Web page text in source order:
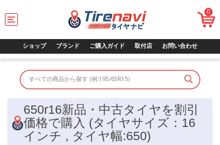
T
o
l
a
t
0
ショップ ブランド ご購入ガイド 取付店 お問い合わせ
650r16新品・中古タイヤを割引
価格で購入 (タイヤサイズ：16
インチ , タイヤ幅:650)